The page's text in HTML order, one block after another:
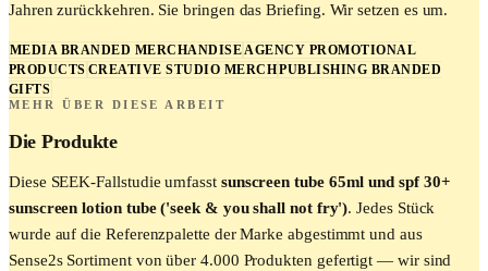
Jahren zurückkehren. Sie bringen das Briefing. Wir setzen es um.
MEDIA BRANDED MERCHANDISE AGENCY PROMOTIONAL
PRODUCTS CREATIVE STUDIO MERCHPUBLISHING BRANDED
GIFTS
MEHR ÜBER DIESE ARBEIT
Die Produkte
Diese SEEK-Fallstudie umfasst sunscreen tube 65ml und spf 30+
sunscreen lotion tube ('seek & you shall not fry'). Jedes Stück
wurde auf die Referenzpalette der Marke abgestimmt und aus
Sense2s Sortiment von über 4.000 Produkten gefertigt — wir sind